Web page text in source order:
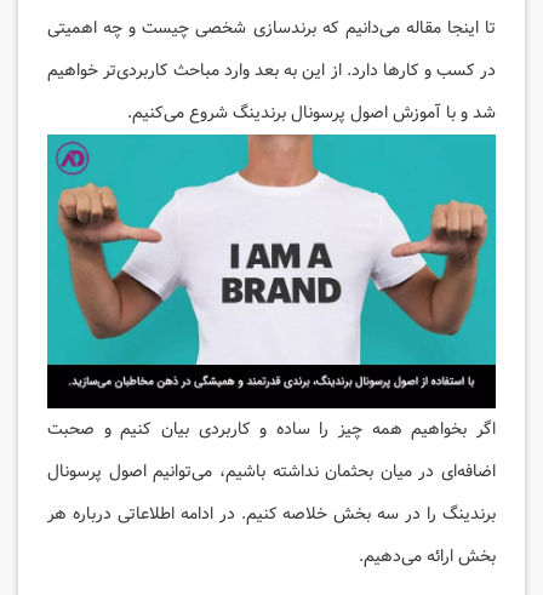
تا اینجا مقاله می‌دانیم که برندسازی شخصی چیست و چه اهمیتی
در کسب و کارها دارد. از این به بعد وارد مباحث کاربردی‌تر خواهیم
شد و با آموزش اصول پرسونال برندینگ شروع می‌کنیم.
اگر بخواهیم همه چیز را ساده و کاربردی بیان کنیم و صحبت
اضافه‌ای در میان بحثمان نداشته باشیم، می‌توانیم اصول پرسونال
برندینگ را در سه بخش خلاصه کنیم. در ادامه اطلاعاتی درباره هر
بخش ارائه می‌دهیم.